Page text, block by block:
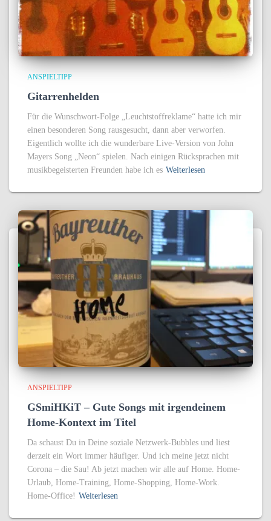
ANSPIELTIPP
Gitarrenhelden
Für die Wunschwort-Folge „Leuchtstoffreklame“ hatte ich mir
einen besonderen Song rausgesucht, dann aber verworfen.
Eigentlich wollte ich die wunderbare Live-Version von John
Mayers Song „Neon“ spielen. Nach einigen Rücksprachen mit
musikbegeisterten Freunden habe ich es Weiterlesen
ANSPIELTIPP
GSmiHKiT – Gute Songs mit irgendeinem
Home-Kontext im Titel
Da schaust Du in Deine soziale Netzwerk-Bubbles und liest
derzeit ein Wort immer häufiger. Und ich meine jetzt nicht
Corona – die Sau! Ab jetzt machen wir alle auf Home. Home-
Urlaub, Home-Training, Home-Shopping, Home-Work.
Home-Office! Weiterlesen